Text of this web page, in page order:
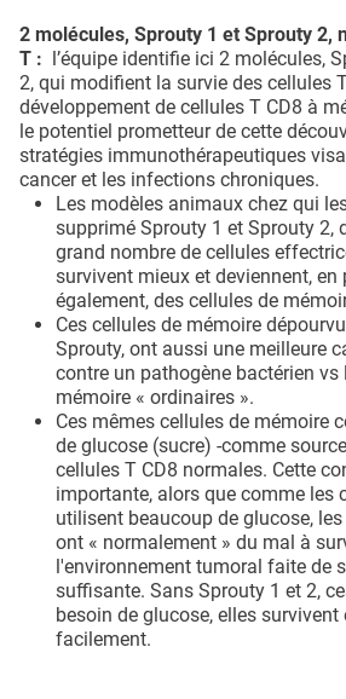
2 molécules, Sprouty 1 et Sprouty 2,
T : l’équipe identifie ici 2 molécules,
2, qui modifient la survie des cellules
développement de cellules T CD8 à
le potentiel prometteur de cette
stratégies immunothérapeutiques
cancer et les infections chroniques.
Les modèles animaux chez qui
supprimé Sprouty 1 et Sprouty 2,
grand nombre de cellules
survivent mieux et deviennent,
également, des cellules de
Ces cellules de mémoire
Sprouty, ont aussi une meilleure
contre un pathogène bactérien vs
mémoire « ordinaires ».
Ces mêmes cellules de mémoire
de glucose (sucre) -comme
cellules T CD8 normales. Cette
importante, alors que comme les
utilisent beaucoup de glucose,
ont « normalement » du mal à
l'environnement tumoral faite de
suffisante. Sans Sprouty 1 et 2,
besoin de glucose, elles
facilement.